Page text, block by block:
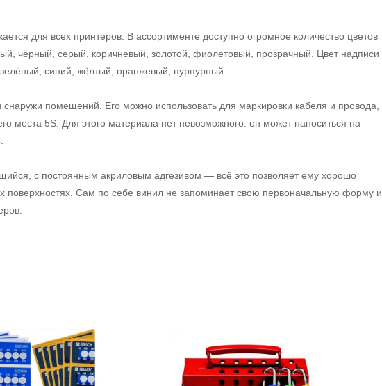
для всех принтеров. В ассортименте доступно огромное количество цветов
чёрный, серый, коричневый, золотой, фиолетовый, прозрачный. Цвет надписи
синий, жёлтый, оранжевый, пурпурный.
помещений. Его можно использовать для маркировки кабеля и провода,
места 5S. Для этого материала нет невозможного: он может наноситься на
с постоянным акриловым адгезивом — всё это позволяет ему хорошо
поверхностях. Сам по себе винил не запоминает свою первоначальную форму и